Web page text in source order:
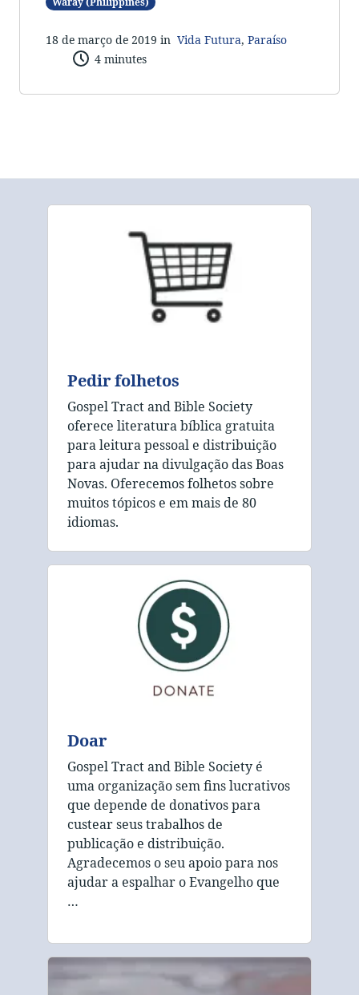
18 de março de 2019 in Vida Futura, Paraíso
4 minutes
Pedir folhetos
Gospel Tract and Bible Society
oferece literatura bíblica gratuita
para leitura pessoal e distribuição
para ajudar na divulgação das Boas
Novas. Oferecemos folhetos sobre
muitos tópicos e em mais de 80
idiomas.
Doar
Gospel Tract and Bible Society é
uma organização sem fins lucrativos
que depende de donativos para
custear seus trabalhos de
publicação e distribuição.
Agradecemos o seu apoio para nos
ajudar a espalhar o Evangelho que
…